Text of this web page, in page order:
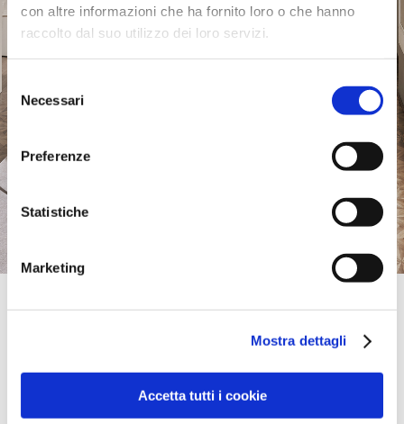
con altre informazioni che ha fornito loro o che hanno
raccolto dal suo utilizzo dei loro servizi.
del
consenso
Necessari
Preferenze
Statistiche
Marketing
Mostra dettagli
Accetta tutti i cookie
VIA GUARNERI 207,
+39 0547078243
info@arancesena.it